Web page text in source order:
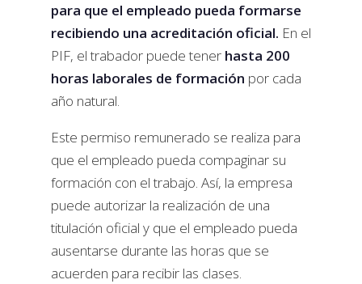
para que el empleado pueda formarse
recibiendo una acreditación oficial. En el
PIF, el trabador puede tener hasta 200
horas laborales de formación por cada
año natural.
Este permiso remunerado se realiza para
que el empleado pueda compaginar su
formación con el trabajo. Así, la empresa
puede autorizar la realización de una
titulación oficial y que el empleado pueda
ausentarse durante las horas que se
acuerden para recibir las clases.